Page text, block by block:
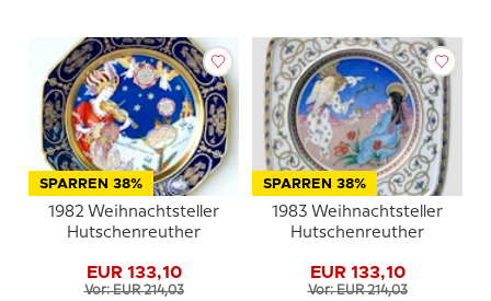
SPARREN 38%
1982 Weihnachtsteller
Hutschenreuther
EUR 133,10
Vor: EUR 214,03
SPARREN 38%
1983 Weihnachtsteller
Hutschenreuther
EUR 133,10
Vor: EUR 214,03